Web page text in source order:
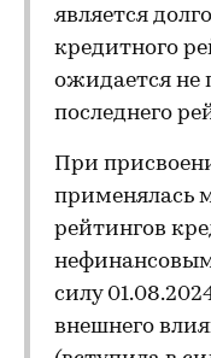
является
кредитного
ожидается не
последнего
При
применялась
рейтингов
силу
внешнего